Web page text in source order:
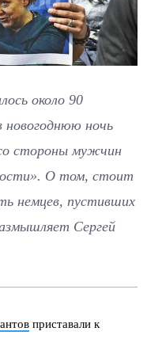
около 90
новогоднюю ночь
стороны мужчин
О том, стоит
немцев, пустивших
Сергей
приставали к